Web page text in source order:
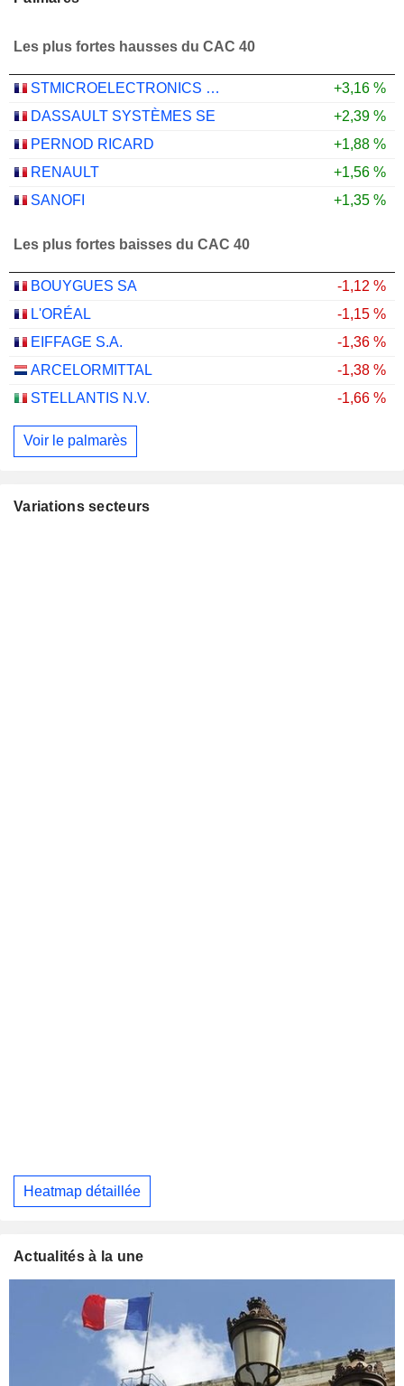
Les plus fortes hausses du CAC 40
STMICROELECTRONICS N.V.
+3,16 %
DASSAULT SYSTÈMES SE
+2,39 %
PERNOD RICARD
+1,88 %
RENAULT
+1,56 %
SANOFI
+1,35 %
Les plus fortes baisses du CAC 40
BOUYGUES SA
-1,12 %
L'ORÉAL
-1,15 %
EIFFAGE S.A.
-1,36 %
ARCELORMITTAL
-1,38 %
STELLANTIS N.V.
-1,66 %
Voir le palmarès
Variations secteurs
Heatmap détaillée
Actualités à la une